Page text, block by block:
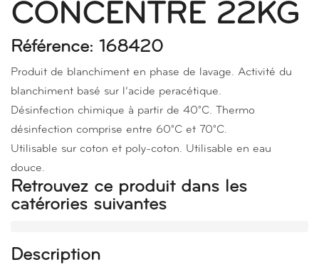
CONCENTRE 22KG
Référence: 168420
Produit de blanchiment en phase de lavage. Activité du
blanchiment basé sur l’acide peracétique.
Désinfection chimique à partir de 40°C. Thermo
désinfection comprise entre 60°C et 70°C.
Utilisable sur coton et poly-coton. Utilisable en eau
douce.
Retrouvez ce produit dans les
catérories suivantes
Description